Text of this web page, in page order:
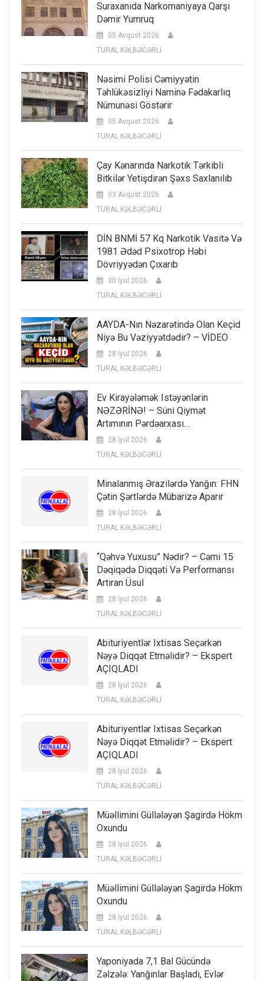
Suraxanıda Narkomaniyaya Qarşı
Dəmir Yumruq
05 Avqust 2026
TURAL KƏLBƏCƏRLİ
Nəsimi Polisi Cəmiyyətin
Təhlükəsizliyi Naminə Fədakarlıq
Nümunəsi Göstərir
05 Avqust 2026
TURAL KƏLBƏCƏRLİ
Çay Kənarında Narkotik Tərkibli
Bitkilər Yetişdirən Şəxs Saxlanılıb
03 Avqust 2026
TURAL KƏLBƏCƏRLİ
DİN BNMİ 57 Kq Narkotik Vasitə Və
1981 Ədəd Psixotrop Həbi
Dövriyyədən Çıxarıb
30 İyul 2026
TURAL KƏLBƏCƏRLİ
AAYDA-Nın Nəzarətində Olan Keçid
Niyə Bu Vəziyyətdədir? – VİDEO
28 İyul 2026
TURAL KƏLBƏCƏRLİ
Ev Kirayələmək Istəyənlərin
NƏZƏRİNƏ! – Süni Qiymət
Artımının Pərdəarxası…
28 İyul 2026
TURAL KƏLBƏCƏRLİ
Minalanmış Ərazilərdə Yanğın: FHN
Çətin Şərtlərdə Mübarizə Aparır
28 İyul 2026
TURAL KƏLBƏCƏRLİ
“Qəhvə Yuxusu” Nədir? – Cəmi 15
Dəqiqədə Diqqəti Və Performansı
Artıran Üsul
28 İyul 2026
TURAL KƏLBƏCƏRLİ
Abituriyentlər Ixtisas Seçərkən
Nəyə Diqqət Etməlidir? – Ekspert
AÇIQLADI
28 İyul 2026
TURAL KƏLBƏCƏRLİ
Abituriyentlər Ixtisas Seçərkən
Nəyə Diqqət Etməlidir? – Ekspert
AÇIQLADI
28 İyul 2026
TURAL KƏLBƏCƏRLİ
Müəllimini Güllələyən Şagirdə Hökm
Oxundu
28 İyul 2026
TURAL KƏLBƏCƏRLİ
Müəllimini Güllələyən Şagirdə Hökm
Oxundu
28 İyul 2026
TURAL KƏLBƏCƏRLİ
Yaponiyada 7,1 Bal Gücündə
Zəlzələ: Yanğınlar Başladı, Evlər